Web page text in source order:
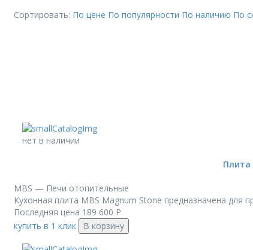
Сортировать: По цене По популярности По наличию По
нет в наличии
Плита
MBS — Печи отопительные
Кухонная плита MBS Magnum Stone предназначена
Последняя цена 189 600 Р
купить в 1 клик
В корзину